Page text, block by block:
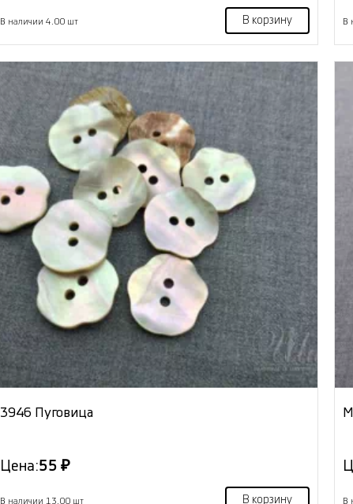
В наличии 4.00 шт В корзину В
3946 Пуговица
Цена:55 ₽
В наличии 13.00 шт В корзину В